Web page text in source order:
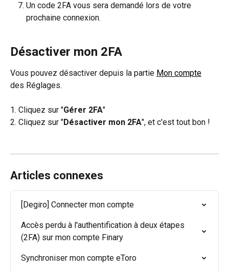
Un code 2FA vous sera demandé lors de votre
prochaine connexion.
Désactiver mon 2FA
Vous pouvez désactiver depuis la partie Mon compte
des Réglages.
1. Cliquez sur "Gérer 2FA"
2. Cliquez sur "Désactiver mon 2FA", et c'est tout bon !
Articles connexes
[Degiro] Connecter mon compte
Accès perdu à l'authentification à deux étapes
(2FA) sur mon compte Finary
Synchroniser mon compte eToro